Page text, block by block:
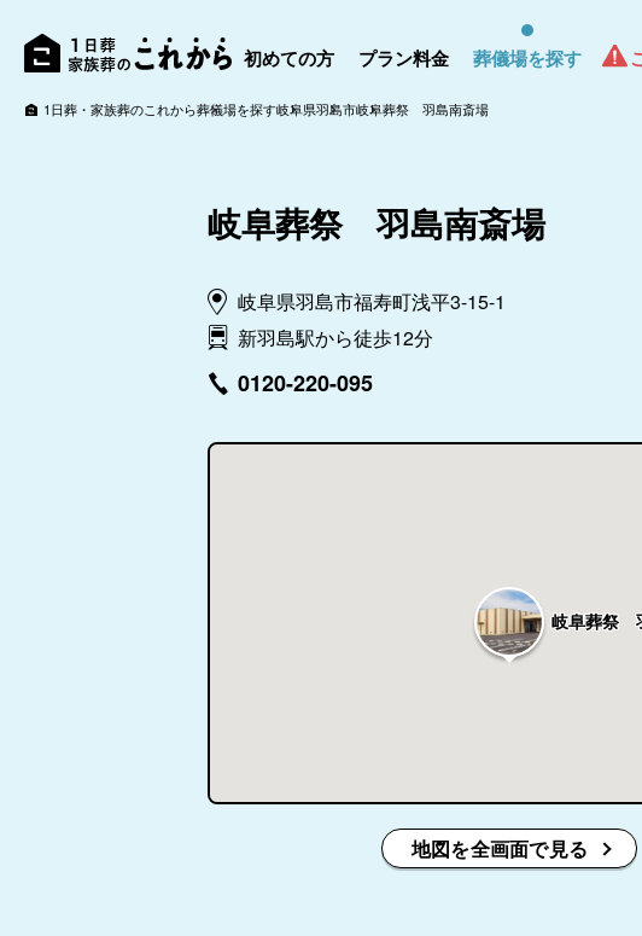
初めての方 プラン料金 葬儀場を探す
1日葬・家族葬のこれから葬儀場を探す岐阜県羽島市岐阜葬祭 羽島南斎場
岐阜葬祭 羽島南斎場
岐阜県羽島市福寿町浅平3-15-1
新羽島駅から徒歩12分
0120-220-095
岐阜葬祭
地図を全画面で見る